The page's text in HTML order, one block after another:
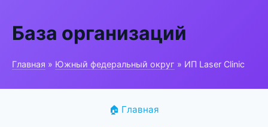
База организаций
Главная » Южный федеральный округ » ИП Laser Clinic
🏠 Главная